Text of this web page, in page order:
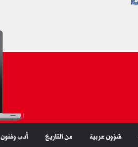
شؤون عربية من التاريخ أدب وفنون